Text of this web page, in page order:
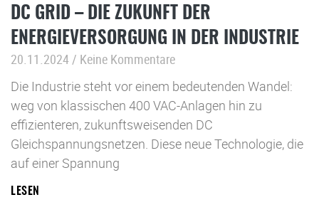
DC GRID – DIE ZUKUNFT DER
ENERGIEVERSORGUNG IN DER INDUSTRIE
20.11.2024
Keine Kommentare
Die Industrie steht vor einem bedeutenden Wandel:
weg von klassischen 400 VAC-Anlagen hin zu
effizienteren, zukunftsweisenden DC
Gleichspannungsnetzen. Diese neue Technologie, die
auf einer Spannung
LESEN